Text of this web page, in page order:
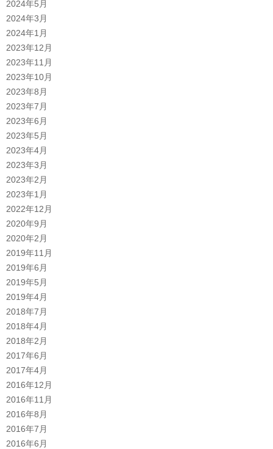
2024年5月
2024年3月
2024年1月
2023年12月
2023年11月
2023年10月
2023年8月
2023年7月
2023年6月
2023年5月
2023年4月
2023年3月
2023年2月
2023年1月
2022年12月
2020年9月
2020年2月
2019年11月
2019年6月
2019年5月
2019年4月
2018年7月
2018年4月
2018年2月
2017年6月
2017年4月
2016年12月
2016年11月
2016年8月
2016年7月
2016年6月